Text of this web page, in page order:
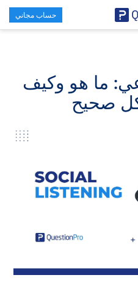
حساب مجاني
ما هو وكيف
صحيح